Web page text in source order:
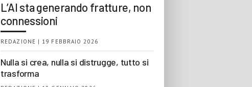
L’AI sta generando fratture, non
connessioni
REDAZIONE | 19 FEBBRAIO 2026
Nulla si crea, nulla si distrugge, tutto si
trasforma